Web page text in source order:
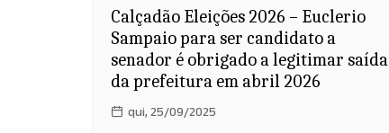
Calçadão Eleições 2026 – Euclerio
Sampaio para ser candidato a
senador é obrigado a legitimar saída
da prefeitura em abril 2026
qui, 25/09/2025